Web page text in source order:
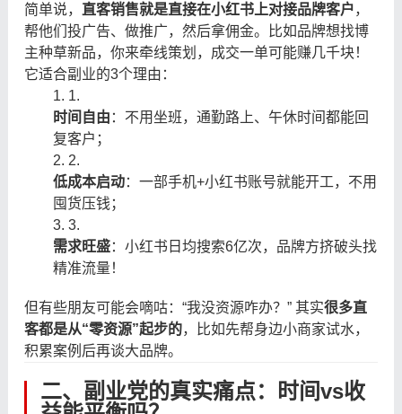
简单说， 直客销售就是直接在小红书上对接品牌客户，
帮他们投广告、做推广，然后拿佣金。比如品牌想找博
主种草新品，你来牵线策划，成交一单可能赚几千块！
它适合副业的3个理由：
1.
时间自由 ：不用坐班，通勤路上、午休时间都能回
复客户；
2.
低成本启动：一部手机+小红书账号就能开工，不用
囤货压钱；
3.
需求旺盛：小红书日均搜索6亿次，品牌方挤破头找
精准流量！
但有些朋友可能会嘀咕：“我没资源咋办？” 其实很多直
客都是从“零资源”起步的，比如先帮身边小商家试水，
积累案例后再谈大品牌。
二、副业党的真实痛点：时间vs收